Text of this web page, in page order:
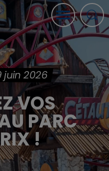
juin 2026
VOS
PARC
!